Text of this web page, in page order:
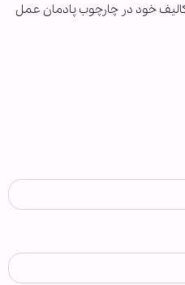
خود در چارچوب پادمان عمل